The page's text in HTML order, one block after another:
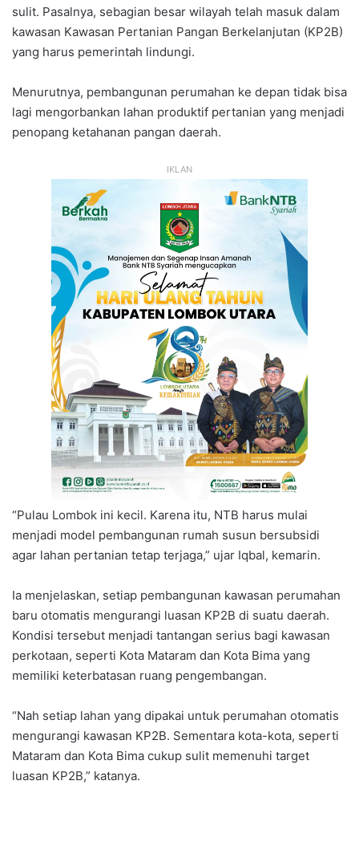
sulit. Pasalnya, sebagian besar wilayah telah masuk dalam
kawasan Kawasan Pertanian Pangan Berkelanjutan (KP2B)
yang harus pemerintah lindungi.
Menurutnya, pembangunan perumahan ke depan tidak bisa
lagi mengorbankan lahan produktif pertanian yang menjadi
penopang ketahanan pangan daerah.
IKLAN
“Pulau Lombok ini kecil. Karena itu, NTB harus mulai
menjadi model pembangunan rumah susun bersubsidi
agar lahan pertanian tetap terjaga,” ujar Iqbal, kemarin.
Ia menjelaskan, setiap pembangunan kawasan perumahan
baru otomatis mengurangi luasan KP2B di suatu daerah.
Kondisi tersebut menjadi tantangan serius bagi kawasan
perkotaan, seperti Kota Mataram dan Kota Bima yang
memiliki keterbatasan ruang pengembangan.
“Nah setiap lahan yang dipakai untuk perumahan otomatis
mengurangi kawasan KP2B. Sementara kota-kota, seperti
Mataram dan Kota Bima cukup sulit memenuhi target
luasan KP2B,” katanya.